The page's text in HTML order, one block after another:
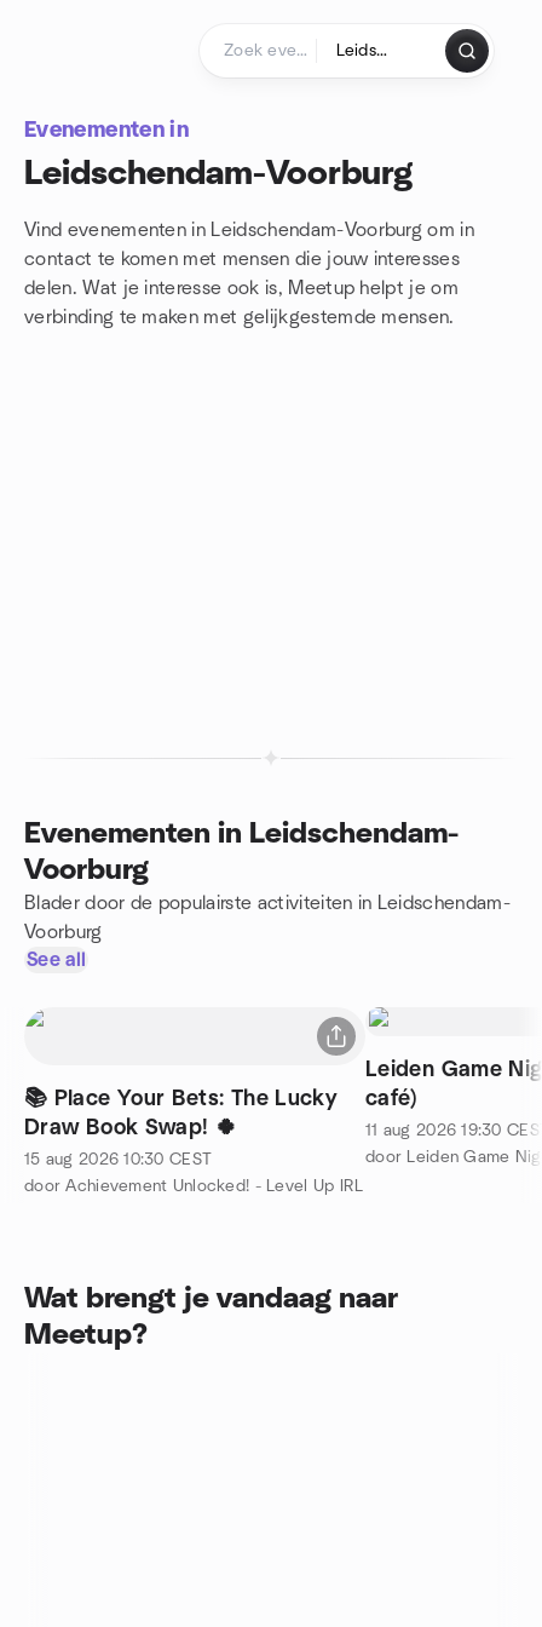
Evenementen in
Leidschendam-Voorburg
Vind evenementen in Leidschendam-Voorburg om in
contact te komen met mensen die jouw interesses
delen. Wat je interesse ook is, Meetup helpt je om
verbinding te maken met gelijkgestemde mensen.
Evenementen in Leidschendam-
Voorburg
Blader door de populairste activiteiten in Leidschendam-
Voorburg
See all
📚 Place Your Bets: The Lucky
Draw Book Swap! 🍀
15 aug 2026 10:30 CEST
door Achievement Unlocked! - Level Up IRL
Leiden Game
café)
11 aug 2026 19:30
door Leiden Game
Wat brengt je vandaag naar
Meetup?